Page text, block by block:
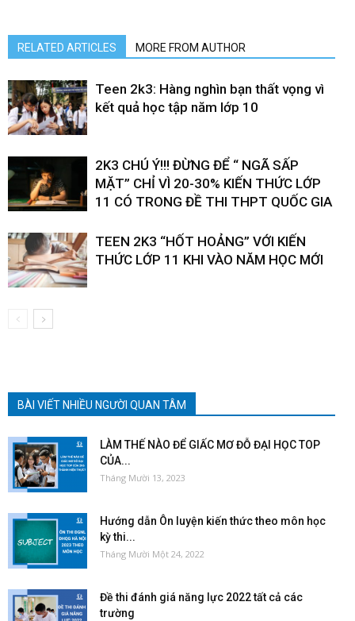
RELATED ARTICLES MORE FROM AUTHOR
Teen 2k3: Hàng nghìn bạn thất vọng vì
kết quả học tập năm lớp 10
2K3 CHÚ Ý!!! ĐỪNG ĐỂ “ NGÃ SẤP
MẶT” CHỈ VÌ 20-30% KIẾN THỨC LỚP
11 CÓ TRONG ĐỀ THI THPT QUỐC GIA
TEEN 2K3 “HỐT HOẢNG” VỚI KIẾN
THỨC LỚP 11 KHI VÀO NĂM HỌC MỚI
BÀI VIẾT NHIỀU NGƯỜI QUAN TÂM
LÀM THẾ NÀO ĐỂ GIẤC MƠ ĐỖ ĐẠI HỌC TOP
CỦA...
Tháng Mười 13, 2023
Hướng dẫn Ôn luyện kiến thức theo môn học
kỳ thi...
Tháng Mười Một 24, 2022
Đề thi đánh giá năng lực 2022 tất cả các
trường